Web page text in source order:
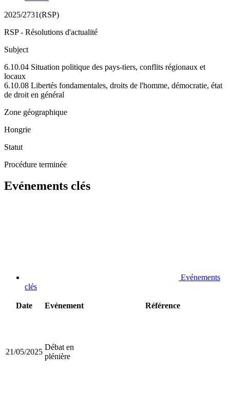
2025/2731(RSP)
RSP - Résolutions d'actualité
Subject
6.10.04 Situation politique des pays-tiers, conflits régionaux et
locaux
6.10.08 Libertés fondamentales, droits de l'homme, démocratie, état
de droit en général
Zone géographique
Hongrie
Statut
Procédure terminée
Evénements clés
Evénements
clés
Date Evénement Référence
21/05/2025
Débat en
plénière